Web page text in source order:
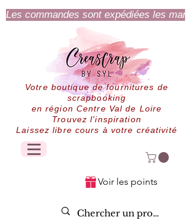
Les commandes sont expédiées les
Votre boutique de fournitures de
scrapbooking
en région Centre Val de Loire
Trouvez l'inspiration
Laissez libre cours à votre créativité
Voir les points